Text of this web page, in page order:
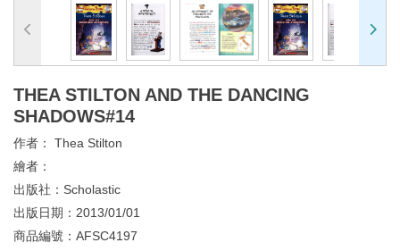
THEA STILTON AND THE DANCING
SHADOWS#14
作者： Thea Stilton
繪者：
出版社： Scholastic
出版日期： 2013/01/01
商品編號： AFSC4197